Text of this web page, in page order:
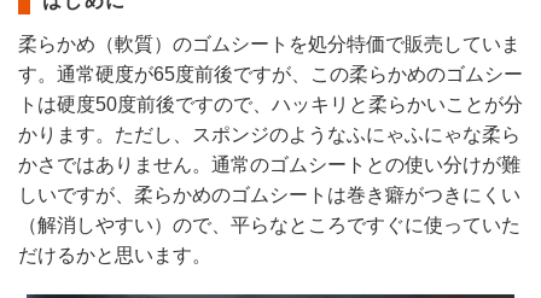
柔らかめ（軟質）のゴムシートを処分特価で販売していま
す。通常硬度が65度前後ですが、この柔らかめのゴムシー
トは硬度50度前後ですので、ハッキリと柔らかいことが分
かります。ただし、スポンジのようなふにゃふにゃな柔ら
かさではありません。通常のゴムシートとの使い分けが難
しいですが、柔らかめのゴムシートは巻き癖がつきにくい
（解消しやすい）ので、平らなところですぐに使っていた
だけるかと思います。